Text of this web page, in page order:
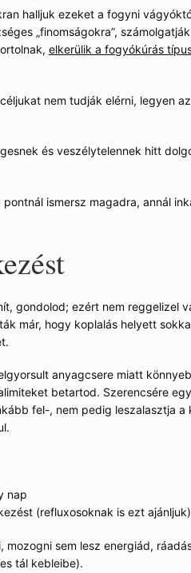
halljuk ezeket a fogyni
„finomságokra”,
elkerülik a fogyókúrás
nem tudják elérni, legyen
és veszélytelennek hitt
ismersz magadra, annál
gondolod; ezért nem reggelizel
már, hogy koplalás helyett
anyagcsere miatt
betartod. Szerencsére
fel-, nem pedig leszalasztja a
nap
(refluxosoknak is ezt ajánljuk)
mozogni sem lesz energiád,
tál kebleibe).